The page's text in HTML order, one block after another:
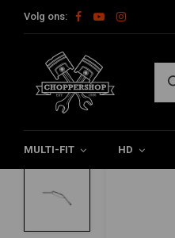
Volg ons:
MULTI-FIT HD
Home Classic Clubman
EMGO
Classic Clubman